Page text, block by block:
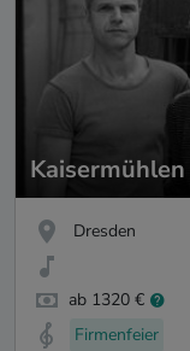
Kaisermühlen
Dresden
ab 1320 €
Firmenfeier